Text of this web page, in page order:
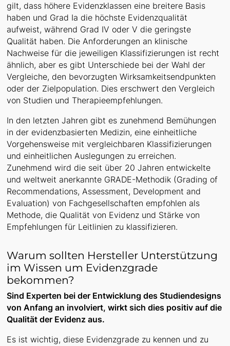
gilt, dass höhere Evidenzklassen eine breitere Basis
haben und Grad Ia die höchste Evidenzqualität
aufweist, während Grad IV oder V die geringste
Qualität haben. Die Anforderungen an klinische
Nachweise für die jeweiligen Klassifizierungen ist recht
ähnlich, aber es gibt Unterschiede bei der Wahl der
Vergleiche, den bevorzugten Wirksamkeitsendpunkten
oder der Zielpopulation. Dies erschwert den Vergleich
von Studien und Therapieempfehlungen.
In den letzten Jahren gibt es zunehmend Bemühungen
in der evidenzbasierten Medizin, eine einheitliche
Vorgehensweise mit vergleichbaren Klassifizierungen
und einheitlichen Auslegungen zu erreichen.
Zunehmend wird die seit über 20 Jahren entwickelte
und weltweit anerkannte GRADE-Methodik (Grading of
Recommendations, Assessment, Development and
Evaluation) von Fachgesellschaften empfohlen als
Methode, die Qualität von Evidenz und Stärke von
Empfehlungen für Leitlinien zu klassifizieren.
Warum sollten Hersteller Unterstützung
im Wissen um Evidenzgrade
bekommen?
Sind Experten bei der Entwicklung des Studiendesigns
von Anfang an involviert, wirkt sich dies positiv auf die
Qualität der Evidenz aus.
Es ist wichtig, diese Evidenzgrade zu kennen und zu